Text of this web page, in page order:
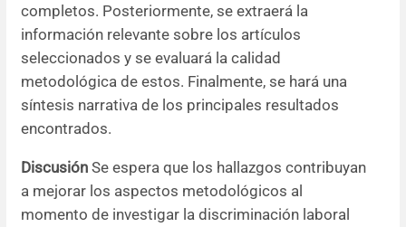
completos. Posteriormente, se extraerá la
información relevante sobre los artículos
seleccionados y se evaluará la calidad
metodológica de estos. Finalmente, se hará una
síntesis narrativa de los principales resultados
encontrados.
Discusión Se espera que los hallazgos contribuyan
a mejorar los aspectos metodológicos al
momento de investigar la discriminación laboral